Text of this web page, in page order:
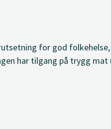
for god
har tilgang på trygg